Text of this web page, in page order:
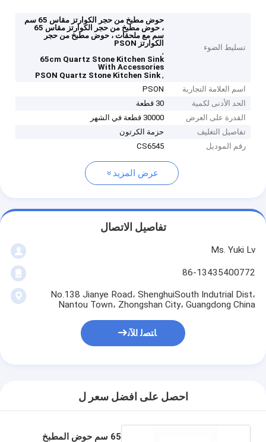
تسليط الضوء
حوض مطبخ من حجر الكوارتز مقاس 65 سم
، حوض مطبخ من حجر الكوارتز مقاس 65
سم مع ملحقات ، حوض مطبخ من حجر
الكوارتز PSON
,
65cm Quartz Stone Kitchen Sink
With Accessories
,
PSON Quartz Stone Kitchen Sink
اسم العلامة التجارية
PSON
الحد الأدنى لكمية
30 قطعة
القدرة على العرض
30000 قطعة في الشهر
تفاصيل التغليف
حزمة الكرتون
رقم الموديل
CS6545
عرض المزيد
تفاصيل الاتصال
Ms. Yuki Lv
86-13435400772
No.138 Jianye Road، ShenghuiSouth Indutrial Dist،
Nantou Town، Zhongshan City، Guangdong China
ﺎﺘﺼﻟ ﺍﻶﻧ
احصل على افضل سعر ل
65 سم حوض المطبخ